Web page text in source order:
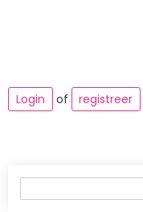
Login of registreer